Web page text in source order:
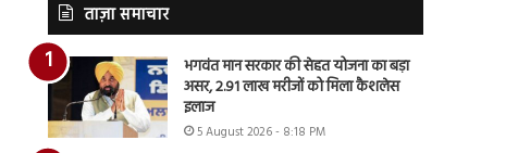
ताज़ा समाचार
भगवंत मान सरकार की सेहत योजना का बड़ा
असर, 2.91 लाख मरीजों को मिला कैशलेस
इलाज
5 August 2026 - 8:18 PM